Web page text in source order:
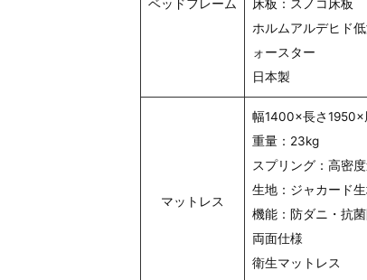
ベッドフレーム
床板：スノコ床板
ホルムアルデヒド
ォースター
日本製
マットレス
幅1400×長さ
重量：23kg
スプリング：高密
生地：ジャカード
機能：防ダニ・抗
両面仕様
衛生マットレス